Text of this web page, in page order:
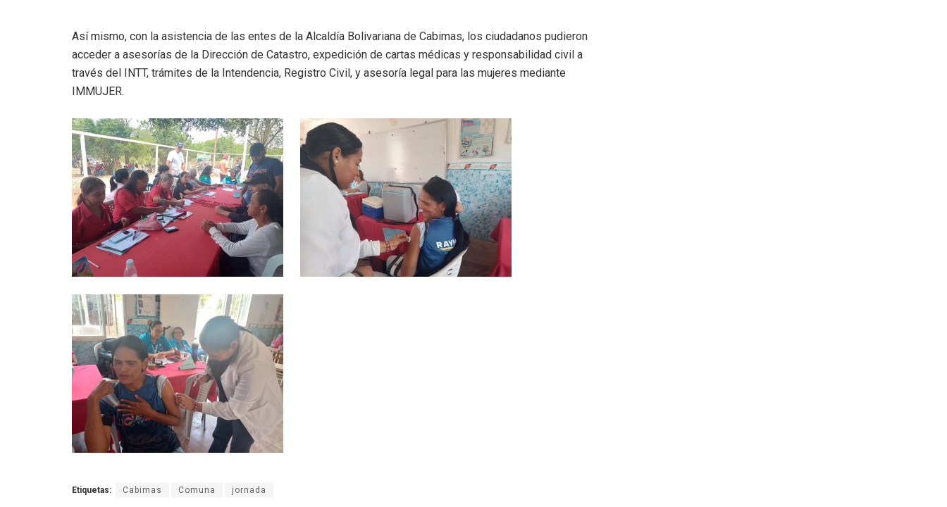
Así mismo, con la asistencia de las entes de la Alcaldía Bolivariana de Cabimas, los ciudadanos pudieron
acceder a asesorías de la Dirección de Catastro, expedición de cartas médicas y responsabilidad civil a
través del INTT, trámites de la Intendencia, Registro Civil, y asesoría legal para las mujeres mediante
IMMUJER.
Etiquetas: Cabimas Comuna jornada